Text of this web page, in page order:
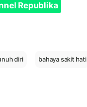
Republika
diri bahaya sakit hati